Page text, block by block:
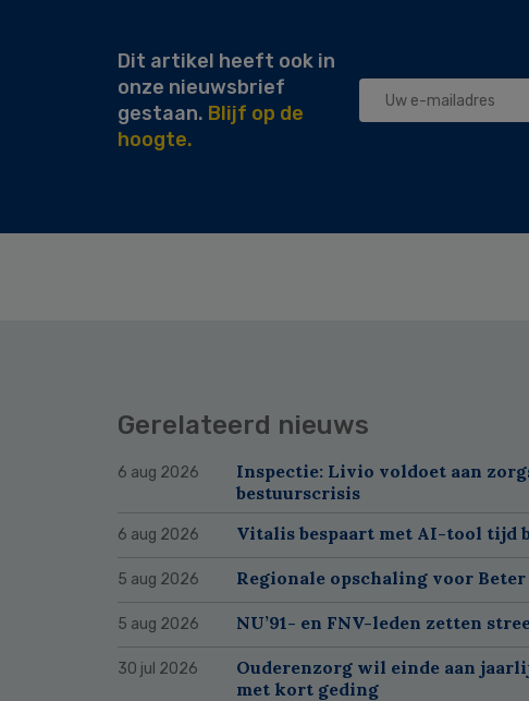
Dit artikel heeft ook in
onze nieuwsbrief
gestaan. Blijf op de
hoogte.
Gerelateerd nieuws
6 aug 2026
Inspectie: Livio voldoet aan
bestuurscrisis
6 aug 2026 Vitalis bespaart met AI-tool
5 aug 2026 Regionale opschaling voor
5 aug 2026 NU’91- en FNV-leden zetten
30 jul 2026
Ouderenzorg wil einde aan
met kort geding